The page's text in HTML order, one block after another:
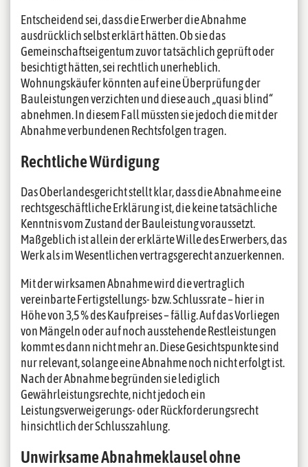
Entscheidend sei, dass die Erwerber die Abnahme
ausdrücklich selbst erklärt hätten. Ob sie das
Gemeinschaftseigentum zuvor tatsächlich geprüft oder
besichtigt hätten, sei rechtlich unerheblich.
Wohnungskäufer könnten auf eine Überprüfung der
Bauleistungen verzichten und diese auch „quasi blind“
abnehmen. In diesem Fall müssten sie jedoch die mit der
Abnahme verbundenen Rechtsfolgen tragen.
Rechtliche Würdigung
Das Oberlandesgericht stellt klar, dass die Abnahme eine
rechtsgeschäftliche Erklärung ist, die keine tatsächliche
Kenntnis vom Zustand der Bauleistung voraussetzt.
Maßgeblich ist allein der erklärte Wille des Erwerbers, das
Werk als im Wesentlichen vertragsgerecht anzuerkennen.
Mit der wirksamen Abnahme wird die vertraglich
vereinbarte Fertigstellungs- bzw. Schlussrate – hier in
Höhe von 3,5 % des Kaufpreises – fällig. Auf das Vorliegen
von Mängeln oder auf noch ausstehende Restleistungen
kommt es dann nicht mehr an. Diese Gesichtspunkte sind
nur relevant, solange eine Abnahme noch nicht erfolgt ist.
Nach der Abnahme begründen sie lediglich
Gewährleistungsrechte, nicht jedoch ein
Leistungsverweigerungs- oder Rückforderungsrecht
hinsichtlich der Schlusszahlung.
Unwirksame Abnahmeklausel ohne